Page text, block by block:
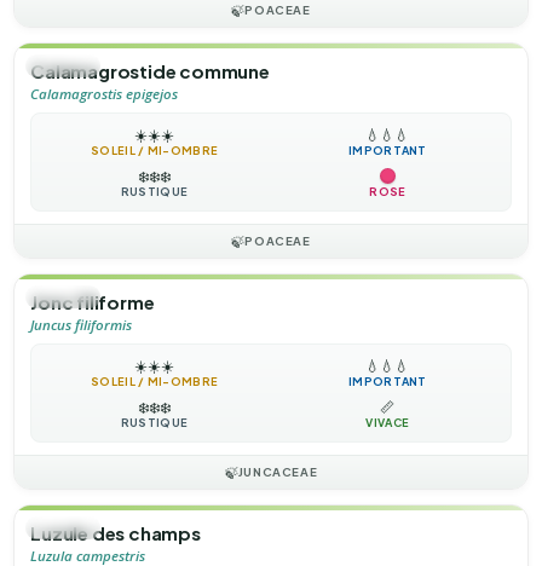
🍃POACEAE
🌿HERBE
Calamagrostide commune
Calamagrostis epigejos
☀️☀️☀️
SOLEIL / MI-OMBRE
💧 💧 💧
IMPORTANT
❄️❄️❄️
RUSTIQUE ROSE
🍃POACEAE
🌿HERBE
Jonc filiforme
Juncus filiformis
☀️☀️☀️
SOLEIL / MI-OMBRE
💧 💧 💧
IMPORTANT
❄️❄️❄️
RUSTIQUE
📏
VIVACE
🍃JUNCACEAE
🌿HERBE
Luzule des champs
Luzula campestris